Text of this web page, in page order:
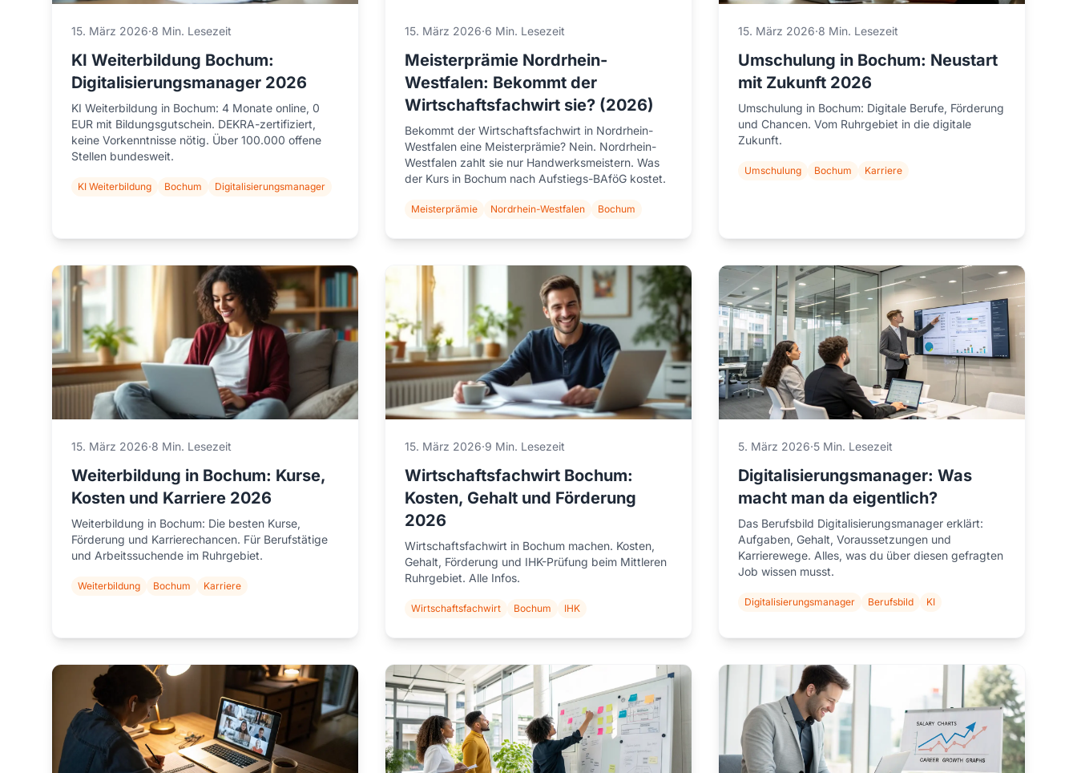
15. März 2026·8 Min. Lesezeit
KI Weiterbildung Bochum:
Digitalisierungsmanager 2026
KI Weiterbildung in Bochum: 4 Monate online, 0
EUR mit Bildungsgutschein. DEKRA-zertifiziert,
keine Vorkenntnisse nötig. Über 100.000 offene
Stellen bundesweit.
KI Weiterbildung Bochum Digitalisierungsmanager
15. März 2026·6 Min. Lesezeit
Meisterprämie Nordrhein-
Westfalen: Bekommt der
Wirtschaftsfachwirt sie? (2026)
Bekommt der Wirtschaftsfachwirt in Nordrhein-
Westfalen eine Meisterprämie? Nein. Nordrhein-
Westfalen zahlt sie nur Handwerksmeistern. Was
der Kurs in Bochum nach Aufstiegs-BAföG kostet.
Meisterprämie Nordrhein-Westfalen Bochum
15. März 2026·8 Min. Lesezeit
Umschulung in Bochum: Neustart
mit Zukunft 2026
Umschulung in Bochum: Digitale Berufe, Förderung
und Chancen. Vom Ruhrgebiet in die digitale
Zukunft.
Umschulung Bochum Karriere
15. März 2026·8 Min. Lesezeit
Weiterbildung in Bochum: Kurse,
Kosten und Karriere 2026
Weiterbildung in Bochum: Die besten Kurse,
Förderung und Karrierechancen. Für Berufstätige
und Arbeitssuchende im Ruhrgebiet.
Weiterbildung Bochum Karriere
15. März 2026·9 Min. Lesezeit
Wirtschaftsfachwirt Bochum:
Kosten, Gehalt und Förderung
2026
Wirtschaftsfachwirt in Bochum machen. Kosten,
Gehalt, Förderung und IHK-Prüfung beim Mittleren
Ruhrgebiet. Alle Infos.
Wirtschaftsfachwirt Bochum IHK
5. März 2026·5 Min. Lesezeit
Digitalisierungsmanager: Was
macht man da eigentlich?
Das Berufsbild Digitalisierungsmanager erklärt:
Aufgaben, Gehalt, Voraussetzungen und
Karrierewege. Alles, was du über diesen gefragten
Job wissen musst.
Digitalisierungsmanager Berufsbild KI